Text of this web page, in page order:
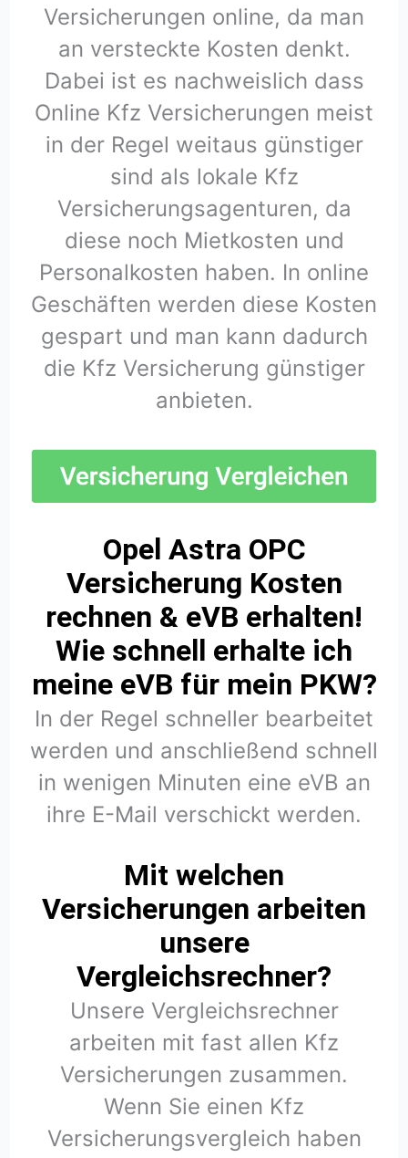
Versicherungen online, da man
an versteckte Kosten denkt.
Dabei ist es nachweislich dass
Online Kfz Versicherungen meist
in der Regel weitaus günstiger
sind als lokale Kfz
Versicherungsagenturen, da
diese noch Mietkosten und
Personalkosten haben. In online
Geschäften werden diese Kosten
gespart und man kann dadurch
die Kfz Versicherung günstiger
anbieten.
Opel Astra OPC
Versicherung Kosten
rechnen & eVB erhalten!
Wie schnell erhalte ich
meine eVB für mein PKW?
In der Regel schneller bearbeitet
werden und anschließend schnell
in wenigen Minuten eine eVB an
ihre E-Mail verschickt werden.
Mit welchen
Versicherungen arbeiten
unsere
Vergleichsrechner?
Unsere Vergleichsrechner
arbeiten mit fast allen Kfz
Versicherungen zusammen.
Wenn Sie einen Kfz
Versicherungsvergleich haben